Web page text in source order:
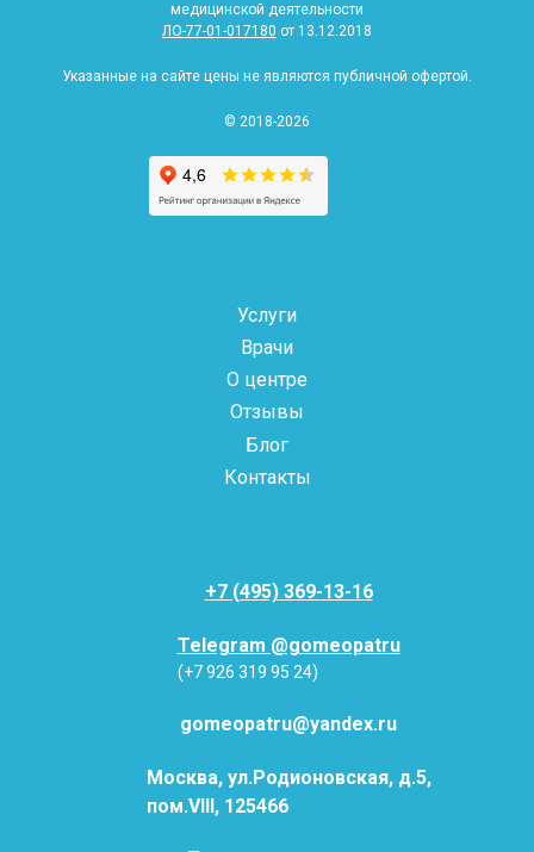
медицинской деятельности
ЛО-77-01-017180 от 13.12.2018
Указанные на сайте цены не являются публичной офертой.
© 2018-2026
Услуги
Врачи
О центре
Отзывы
Блог
Контакты
+7 (495) 369-13-16
Telegram @gomeopatru
(+7 926 319 95 24)
gomeopatru@yandex.ru
Москва, ул.Родионовская, д.5,
пом.VIII, 125466